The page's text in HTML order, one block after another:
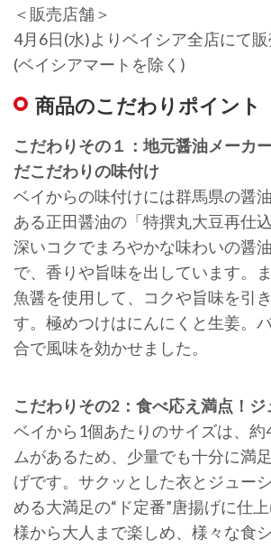
＜販売店舗＞
4月6日(水)よりベイシア全店にて販
(ベイシアマートを除く)
商品のこだわりポイント
こだわりその１：地元醤油メーカ
だこだわりの味付け
ベイからの味付けには群馬県の醤
ある正田醤油の「特撰丸大豆再仕
深いコクでまろやかな味わいの醤
で、香りや旨味を出しています。
魚醤を使用して、コクや旨味を引
す。極めつけはにんにくと生姜。
合で風味を効かせました。
こだわりその2：食べ応え満点！
ベイから1個あたりのサイズは、約
ムがあるため、少量でも十分に満
げです。サクッとした衣とジュー
める大満足の“ド定番”唐揚げに仕
様から大人まで楽しめ、様々な食